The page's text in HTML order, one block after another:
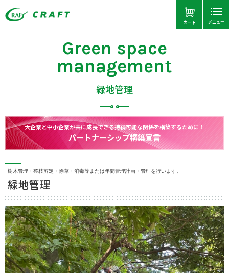
カート メニュー
Green space
management
緑地管理
大企業と中小企業が共に成長できる持続可能な関係を構築するために！
パートナーシップ構築宣言
樹木管理・整枝剪定・除草・消毒等または年間管理計画・管理を行います。
緑地管理